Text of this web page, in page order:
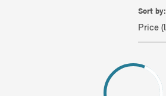
Sort by: